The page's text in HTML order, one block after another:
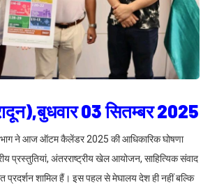
03 सितम्बर 2025
ने आज ऑटम कैलेंडर 2025 की आधिकारिक घोषणा
प्रस्तुतियां, अंतरराष्ट्रीय खेल आयोजन, साहित्यिक संवाद
प्रदर्शन शामिल हैं। इस पहल से मेघालय देश ही नहीं बल्कि